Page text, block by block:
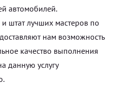
автомобилей.
штат лучших мастеров по
нам возможность
качество выполнения
данную услугу